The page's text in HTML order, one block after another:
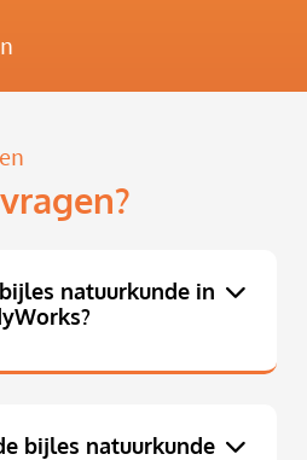
natuurkunde in
bijles natuurkunde